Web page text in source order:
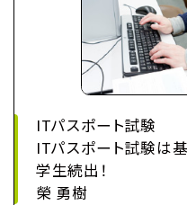
ITパスポート試験
ITパスポート試験は
学生続出！
榮 勇樹